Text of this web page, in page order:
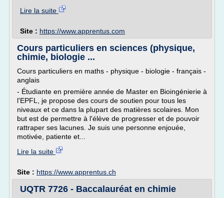
Lire la suite
Site : https://www.apprentus.com
Cours particuliers en sciences (physique,
chimie, biologie ...
Cours particuliers en maths - physique - biologie - français -
anglais
- Étudiante en première année de Master en Bioingénierie à
l'EPFL, je propose des cours de soutien pour tous les
niveaux et ce dans la plupart des matières scolaires. Mon
but est de permettre à l'élève de progresser et de pouvoir
rattraper ses lacunes. Je suis une personne enjouée,
motivée, patiente et...
Lire la suite
Site : https://www.apprentus.ch
UQTR 7726 - Baccalauréat en chimie